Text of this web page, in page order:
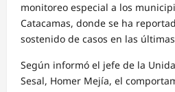
monitoreo especial a los
Catacamas, donde se ha
sostenido de casos en las
Según informó el jefe de la
Sesal, Homer Mejía, el